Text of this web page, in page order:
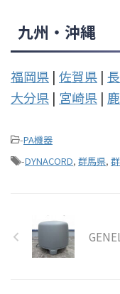
九州・沖縄
福岡県 | 佐賀県 |
大分県 | 宮崎県 |
-PA機器
-DYNACORD, 群馬県,